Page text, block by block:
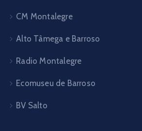
CM Montalegre
Alto Tâmega e Barroso
Radio Montalegre
Ecomuseu de Barroso
BV Salto